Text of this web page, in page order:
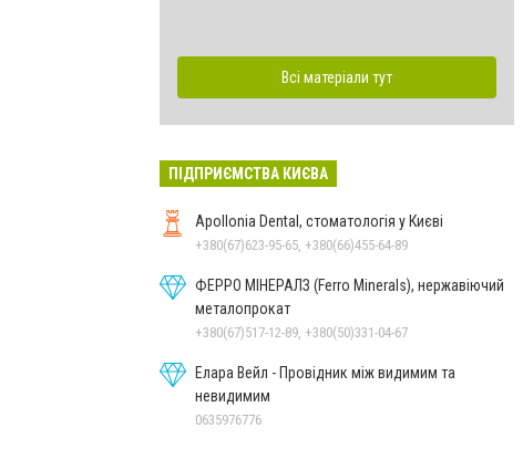
Всі матеріали тут
ПІДПРИЄМСТВА КИЄВА
Apollonia Dental, стоматологія у Києві
+380(67)623-95-65, +380(66)455-64-89
ФЕРРО МІНЕРАЛЗ (Ferro Minerals), нержавіючий
металопрокат
+380(67)517-12-89, +380(50)331-04-67
Елара Вейл - Провідник між видимим та
невидимим
0635976776